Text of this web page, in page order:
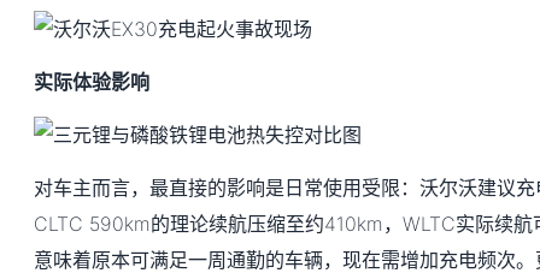
实际体验影响
对车主而言，最直接的影响是日常使用受限：沃尔沃建议
CLTC 590km的理论续航压缩至约410km，WLTC实际续
意味着原本可满足一周通勤的车辆，现在需增加充电频次